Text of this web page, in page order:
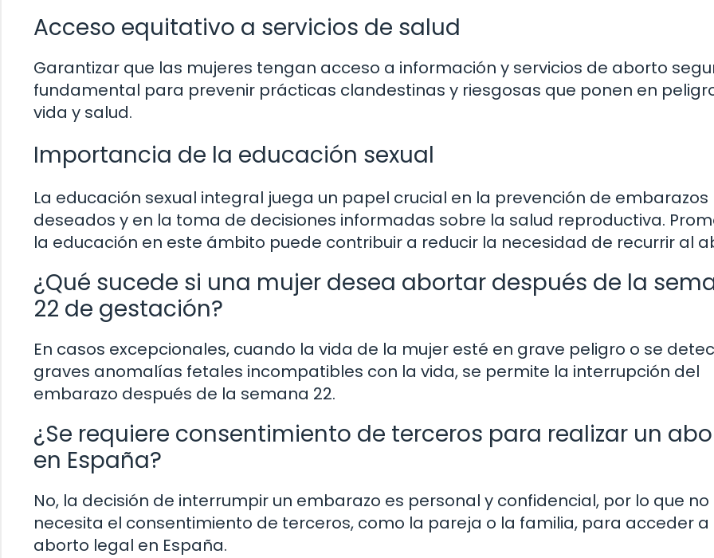
Acceso equitativo a servicios de salud
Garantizar que las mujeres tengan acceso a información y servicios de aborto
fundamental para prevenir prácticas clandestinas y riesgosas que ponen en
vida y salud.
Importancia de la educación sexual
La educación sexual integral juega un papel crucial en la prevención de embarazos
deseados y en la toma de decisiones informadas sobre la salud reproductiva.
la educación en este ámbito puede contribuir a reducir la necesidad de recurrir al
¿Qué sucede si una mujer desea abortar después de la
22 de gestación?
En casos excepcionales, cuando la vida de la mujer esté en grave peligro o se
graves anomalías fetales incompatibles con la vida, se permite la interrupción del
embarazo después de la semana 22.
¿Se requiere consentimiento de terceros para realizar un
en España?
No, la decisión de interrumpir un embarazo es personal y confidencial, por lo que no
necesita el consentimiento de terceros, como la pareja o la familia, para acceder a
aborto legal en España.